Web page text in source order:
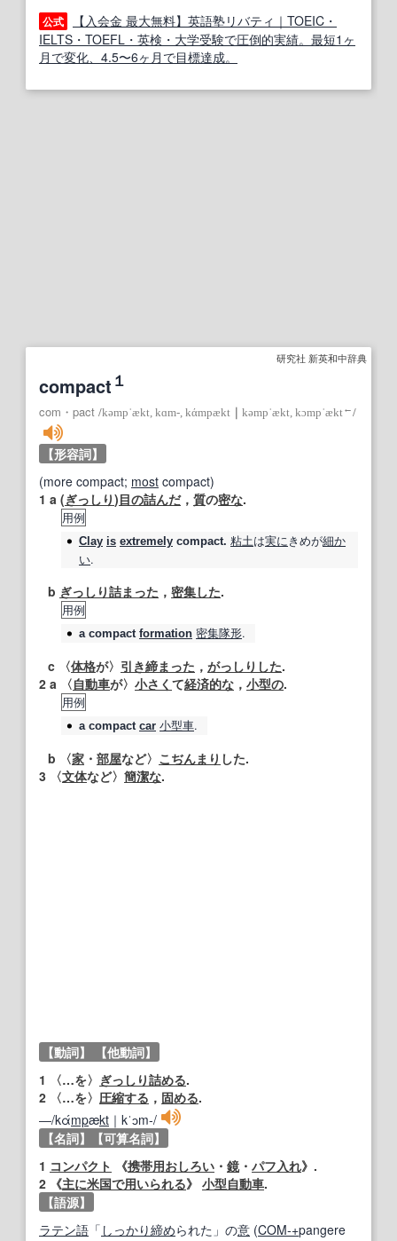
公式
【入会金 最大無料】英語塾リバティ｜TOEIC・
IELTS・TOEFL・英検・大学受験で圧倒的実績。最短1ヶ
月で変化、4.5〜6ヶ月で目標達成。
研究社 新英和中辞典
compact １
com・pact /kəmpˈækt, kɑm‐, kάmpækt kəmpˈækt, kɔmpˈækt←/
【形容詞】
(more compact; most compact)
1 a (ぎっしり)目の詰んだ， 質の密な.
用例
Clay is extremely compact. 粘土は実にきめが細か
い.
b ぎっしり詰まった ， 密集した.
用例
a compact formation 密集隊形.
c 〈体格が〉 引き締まった ， がっしりした.
2 a 〈自動車が〉 小さく て経済的な ， 小型の.
用例
a compact car 小型車.
b 〈家 ・ 部屋など〉 こぢんまり した.
3 〈文体など〉 簡潔な.
【動詞】
【他動詞】
1 〈…を〉 ぎっしり詰める.
2 〈…を〉 圧縮する ， 固める.
―/kάmpækt ｜kˈɔm‐/
【名詞】
【可算名詞】
1 コンパクト 《携帯用おしろい ・ 鏡・ パフ入れ》.
2 《主に米国で用いられる》 小型自動車.
【語源】
ラテン語 「 しっかり締められた」の意 (COM‐+pangere